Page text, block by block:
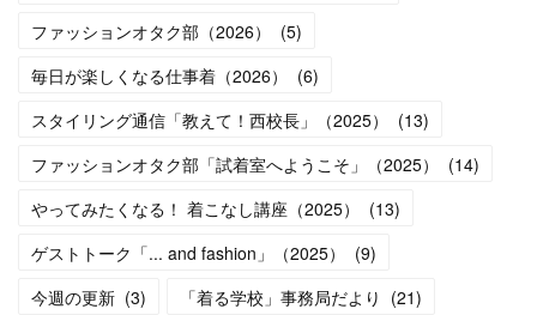
ファッションオタク部（2026）
(5)
毎日が楽しくなる仕事着（2026）
(6)
スタイリング通信「教えて！西校長」（2025）
(13)
ファッションオタク部「試着室へようこそ」（2025）
(14)
やってみたくなる！ 着こなし講座（2025）
(13)
ゲストトーク「... and fashion」（2025）
(9)
今週の更新 (3) 「着る学校」事務局だより (21)